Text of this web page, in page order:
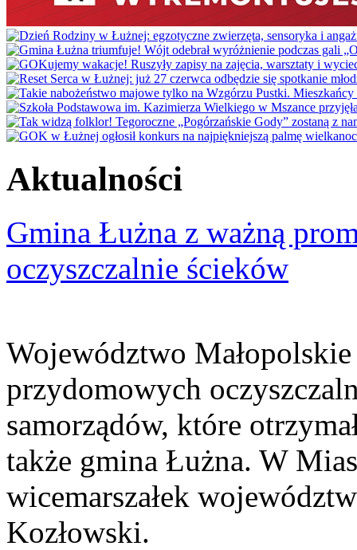
Aktualności
Gmina Łużna z ważną
oczyszczalnie ścieków
Województwo
przydomowych
samorządów, które
także gmina Łużna. W
wicemarszałek
Kozłowski.